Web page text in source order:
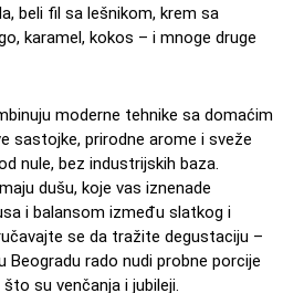
beli fil sa lešnikom, krem sa
karamel, kokos – i mnoge druge
moderne tehnike sa domaćim
sastojke, prirodne arome i sveže
nule, bez industrijskih baza.
dušu, koje vas iznenade
i balansom između slatkog i
se da tražite degustaciju –
Beogradu rado nudi probne porcije
su venčanja i jubileji.